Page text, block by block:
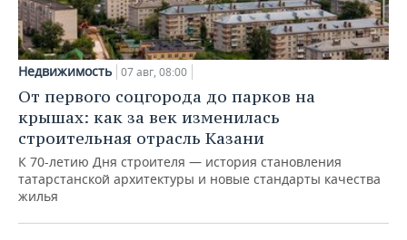
Недвижимость 07 авг, 08:00
От первого соцгорода до парков на
крышах: как за век изменилась
строительная отрасль Казани
К 70-летию Дня строителя — история становления
татарстанской архитектуры и новые стандарты качества
жилья